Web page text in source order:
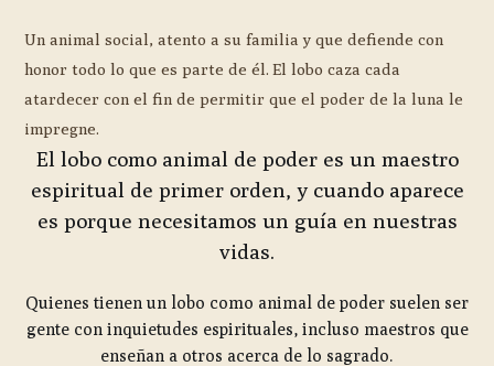
Un animal social, atento a su familia y que defiende con
honor todo lo que es parte de él. El lobo caza cada
atardecer con el fin de permitir que el poder de la luna le
impregne.
El lobo como animal de poder es un maestro
espiritual de primer orden, y cuando aparece
es porque necesitamos un guía en nuestras
vidas.
Quienes tienen un lobo como animal de poder suelen ser
gente con inquietudes espirituales, incluso maestros que
enseñan a otros acerca de lo sagrado.